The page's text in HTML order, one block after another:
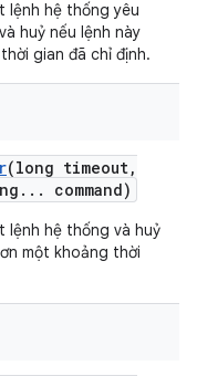
lệnh hệ thống yêu
huỷ nếu lệnh này
gian đã chỉ định.
(long timeout,
. . . command)
lệnh hệ thống và huỷ
một khoảng thời